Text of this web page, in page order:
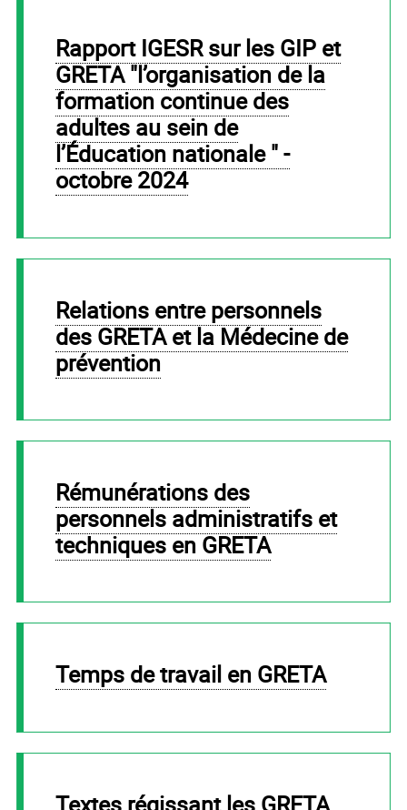
Rapport IGESR sur les GIP et
GRETA "l’organisation de la
formation continue des
adultes au sein de
l’Éducation nationale " -
octobre 2024
Relations entre personnels
des GRETA et la Médecine de
prévention
Rémunérations des
personnels administratifs et
techniques en GRETA
Temps de travail en GRETA
Textes régissant les GRETA